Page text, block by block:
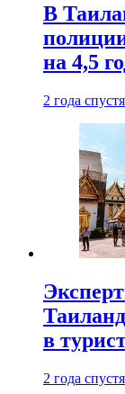
В
на 4,5
2 года спустя
в
2 года спустя